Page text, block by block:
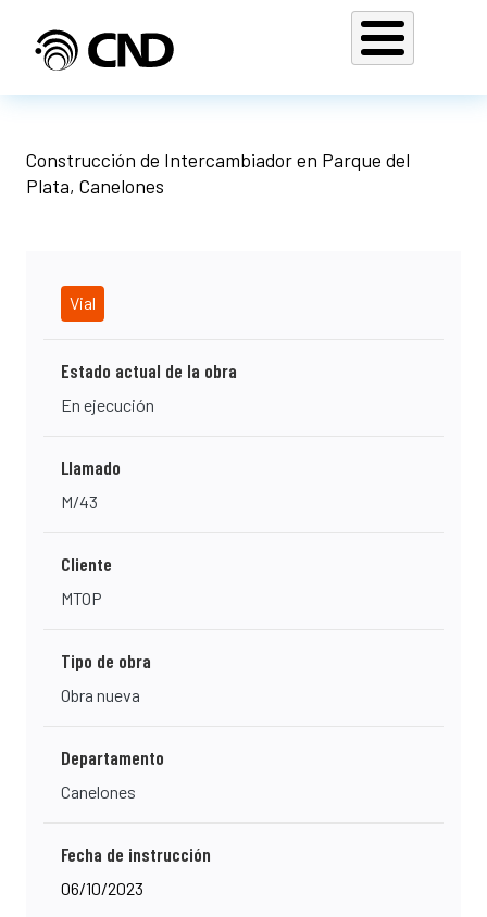
Construcción de Intercambiador en Parque del
Plata, Canelones
Vial
Estado actual de la obra
En ejecución
Llamado
M/43
Cliente
MTOP
Tipo de obra
Obra nueva
Departamento
Canelones
Fecha de instrucción
06/10/2023